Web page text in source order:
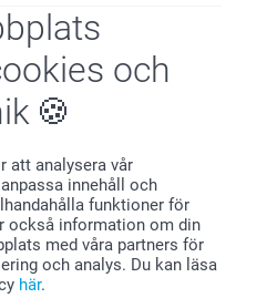
och
att analysera vår
innehåll och
funktioner för
också information om din
med våra partners för
och analys. Du kan läsa
här.
Det glädjer oss att du är nöjd med
stjärnor och omdöme, kul att du
vi hoppas du har
lång tid framöver!